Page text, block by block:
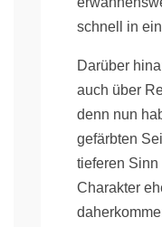
schnell in
Darüber
auch über
denn nun
gefärbten
tieferen
Charakter